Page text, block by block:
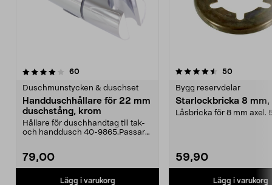
60recensioner
Duschmunstycken & duschset
Handduschhållare för 22 mm
duschstång, krom
Hållare för duschhandtag till tak-
och handdusch 40-9865.Passar
79,00
Lägg i varukorg
4.5 av 5 stjärnor 50
Bygg reservdelar
Starlockbricka 8
Låsbricka för 8 mm axel.
59,90
Lägg i varukorg
4.0 av 5 stjärnor